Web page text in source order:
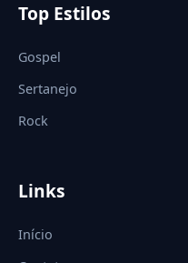
Top Estilos
Gospel
Sertanejo
Rock
Links
Início